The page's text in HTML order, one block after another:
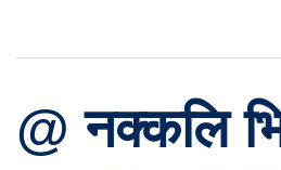
@ नक्कलि